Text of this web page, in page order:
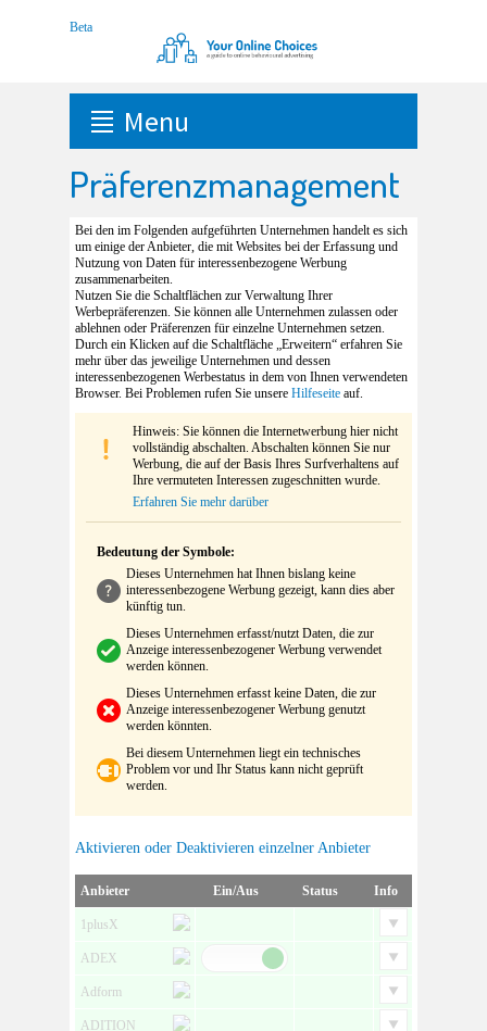
Menu
Präferenzmanagement
Bei den im Folgenden aufgeführten Unternehmen handelt es sich
um einige der Anbieter, die mit Websites bei der Erfassung und
Nutzung von Daten für interessenbezogene Werbung
zusammenarbeiten.
Nutzen Sie die Schaltflächen zur Verwaltung Ihrer
Werbepräferenzen. Sie können alle Unternehmen zulassen oder
ablehnen oder Präferenzen für einzelne Unternehmen setzen.
Durch ein Klicken auf die Schaltfläche „Erweitern“ erfahren Sie
mehr über das jeweilige Unternehmen und dessen
interessenbezogenen Werbestatus in dem von Ihnen verwendeten
Browser. Bei Problemen rufen Sie unsere Hilfeseite auf.
Hinweis: Sie können die Internetwerbung hier nicht
vollständig abschalten. Abschalten können Sie nur
Werbung, die auf der Basis Ihres Surfverhaltens auf
Ihre vermuteten Interessen zugeschnitten wurde.
Erfahren Sie mehr darüber
Bedeutung der Symbole:
Dieses Unternehmen hat Ihnen bislang keine
interessenbezogene Werbung gezeigt, kann dies aber
künftig tun.
Dieses Unternehmen erfasst/nutzt Daten, die zur
Anzeige interessenbezogener Werbung verwendet
werden können.
Dieses Unternehmen erfasst keine Daten, die zur
Anzeige interessenbezogener Werbung genutzt
werden könnten.
Bei diesem Unternehmen liegt ein technisches
Problem vor und Ihr Status kann nicht geprüft
werden.